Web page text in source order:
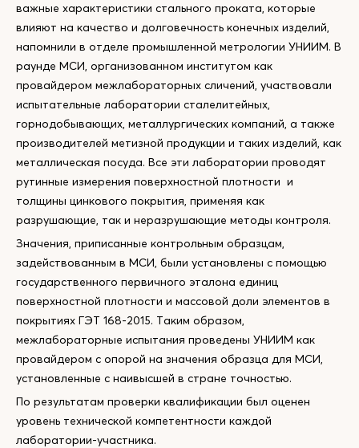
важные характеристики стального проката, которые
влияют на качество и долговечность конечных изделий,
напомнили в отделе промышленной метрологии УНИИМ. В
раунде МСИ, организованном институтом как
провайдером межлабораторных сличений, участвовали
испытательные лаборатории сталелитейных,
горнодобывающих, металлургических компаний, а также
производителей метизной продукции и таких изделий, как
металлическая посуда. Все эти лаборатории проводят
рутинные измерения поверхностной плотности и
толщины цинкового покрытия, применяя как
разрушающие, так и неразрушающие методы контроля.
Значения, приписанные контрольным образцам,
задействованным в МСИ, были установлены с помощью
государственного первичного эталона единиц
поверхностной плотности и массовой доли элементов в
покрытиях ГЭТ 168-2015. Таким образом,
межлабораторные испытания проведены УНИИМ как
провайдером с опорой на значения образца для МСИ,
установленные с наивысшей в стране точностью.
По результатам проверки квалификации был оценен
уровень технической компетентности каждой
лаборатории-участника.